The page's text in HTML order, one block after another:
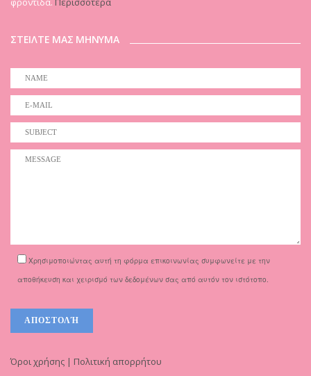
ΣΤΕΙΛΤΕ ΜΑΣ ΜΗΝΥΜΑ
Χρησιμοποιώντας αυτή τη φόρμα επικοινωνίας συμφωνείτε με την
αποθήκευση και χειρισμό των δεδομένων σας από αυτόν τον ιστότοπο.
Όροι χρήσης | Πολιτική απορρήτου